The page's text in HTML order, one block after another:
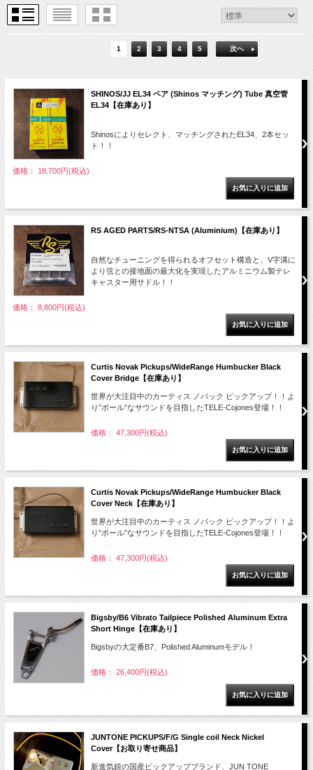
1 2 3 4 5 次へ
SHINOS/JJ EL34 ペア (Shinos マッチング) Tube 真空管
EL34【在庫あり】
Shinosによりセレクト、マッチングされたEL34、2本セッ
ト！！
価格： 18,700円(税込)
RS AGED PARTS/RS-NTSA (Aluminium)【在庫あり】
自然なチューニングを得られるオフセット構造と、V字溝に
より弦との接地面の最大化を実現したアルミニウム製テレ
キャスター用サドル！！
価格： 8,800円(税込)
Curtis Novak Pickups/WideRange Humbucker Black
Cover Bridge【在庫あり】
世界が大注目中のカーティス ノバック ピックアップ！！よ
り”ボール”なサウンドを目指したTELE-Cojones登場！！
価格： 47,300円(税込)
Curtis Novak Pickups/WideRange Humbucker Black
Cover Neck【在庫あり】
世界が大注目中のカーティス ノバック ピックアップ！！よ
り”ボール”なサウンドを目指したTELE-Cojones登場！！
価格： 47,300円(税込)
Bigsby/B6 Vibrato Tailpiece Polished Aluminum Extra
Short Hinge【在庫あり】
Bigsbyの大定番B7、Polished Aluminumモデル！
価格： 26,400円(税込)
JUNTONE PICKUPS/F/G Single coil Neck Nickel
Cover【お取り寄せ商品】
新進気鋭の国産ピックアップブランド、JUN TONE